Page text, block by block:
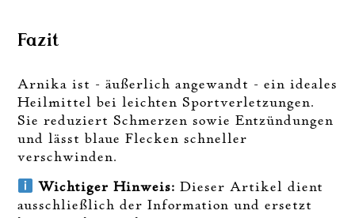
Fazit
Arnika ist - äußerlich angewandt - ein ideales
Heilmittel bei leichten Sportverletzungen.
Sie reduziert Schmerzen sowie Entzündungen
und lässt blaue Flecken schneller
verschwinden.
Wichtiger Hinweis: Dieser Artikel dient
ausschließlich der Information und ersetzt